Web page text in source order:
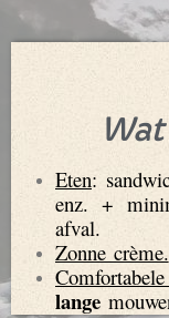
Eten:
enz. +
afval.
Zonne crème.
lange